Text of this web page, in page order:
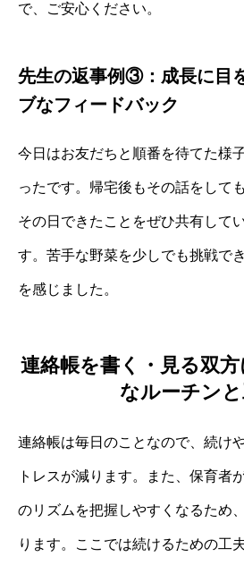
で、ご安心ください。
先生の返事例③：成長に目
ブなフィードバック
今日はお友だちと順番を待てた様
ったです。帰宅後もその話をして
その日できたことをぜひ共有して
す。苦手な野菜を少しでも挑戦で
を感じました。
連絡帳を書く・見る双
なルーチン
連絡帳は毎日のことなので、続け
トレスが減ります。また、保育者
のリズムを把握しやすくなるため
ります。ここでは続けるための工